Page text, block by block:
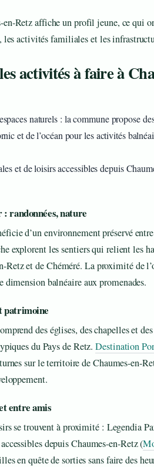
en-Retz affiche un profil jeune, ce qui
les activités familiales et les
activités à faire à
naturels : la commune propose
et de l’océan pour les activités
et de loisirs accessibles depuis
randonnées, nature
d’un environnement préservé
explorent les sentiers qui relient les
Retz et de Chéméré. La proximité de
balnéaire aux promenades.
patrimoine
des églises, des chapelles et
du Pays de Retz.Destination
sur le territoire de Chaumes-en-
entre amis
se trouvent à proximité : Legendia
depuis Chaumes-en-Retz (
en quête de sorties sans faire des